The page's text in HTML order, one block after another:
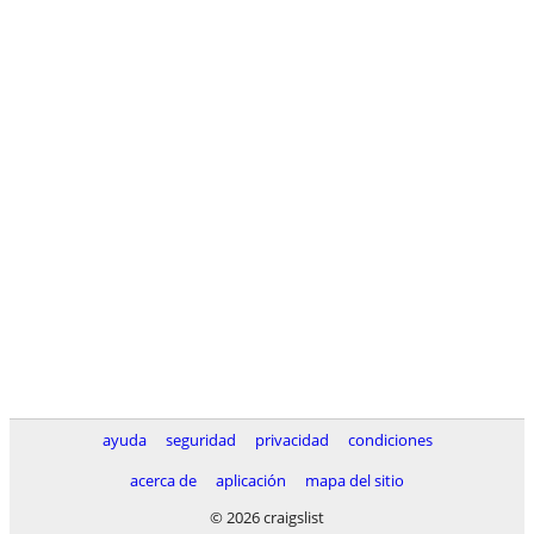
ayuda seguridad privacidad
condiciones
acerca de
aplicación
mapa del sitio
© 2026 craigslist